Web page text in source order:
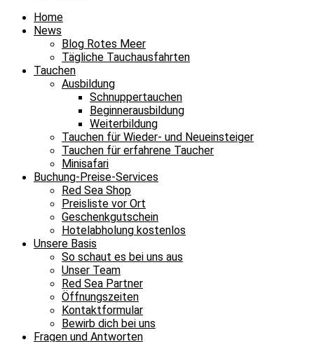
Home
News
Blog Rotes Meer
Tägliche Tauchausfahrten
Tauchen
Ausbildung
Schnuppertauchen
Beginnerausbildung
Weiterbildung
Tauchen für Wieder- und Neueinsteiger
Tauchen für erfahrene Taucher
Minisafari
Buchung-Preise-Services
Red Sea Shop
Preisliste vor Ort
Geschenkgutschein
Hotelabholung kostenlos
Unsere Basis
So schaut es bei uns aus
Unser Team
Red Sea Partner
Öffnungszeiten
Kontaktformular
Bewirb dich bei uns
Fragen und Antworten